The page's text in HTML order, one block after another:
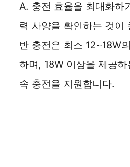
A. 충전 효율을 최대화하
력 사양을 확인하는 것이
반 충전은 최소 12~18W
하며, 18W 이상을 제공
속 충전을 지원합니다.